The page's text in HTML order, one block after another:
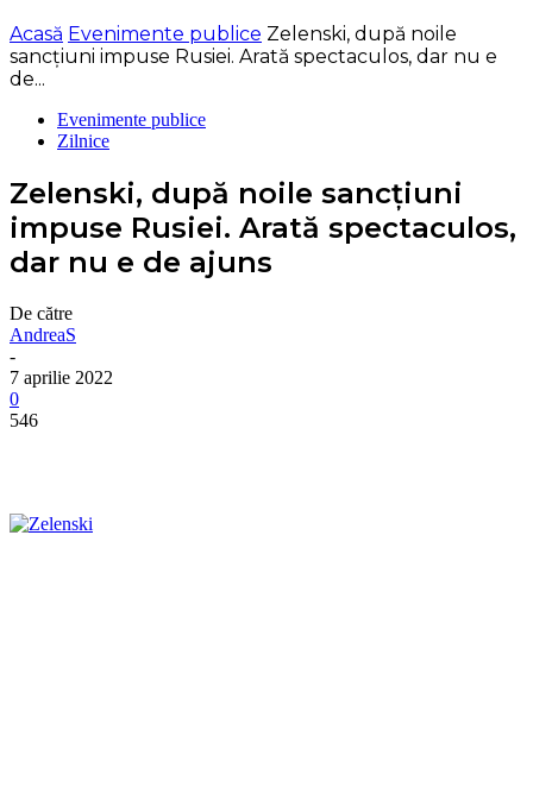
Acasă Evenimente publice Zelenski, după noile
sancțiuni impuse Rusiei. Arată spectaculos, dar nu e
de...
Evenimente publice
Zilnice
Zelenski, după noile sancțiuni
impuse Rusiei. Arată spectaculos,
dar nu e de ajuns
De către
AndreaS
-
7 aprilie 2022
0
546